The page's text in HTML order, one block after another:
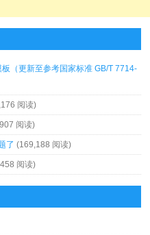
（更新至参考国家标准 GB/T 7714-
阅读)
阅读)
了 (169,188 阅读)
阅读)